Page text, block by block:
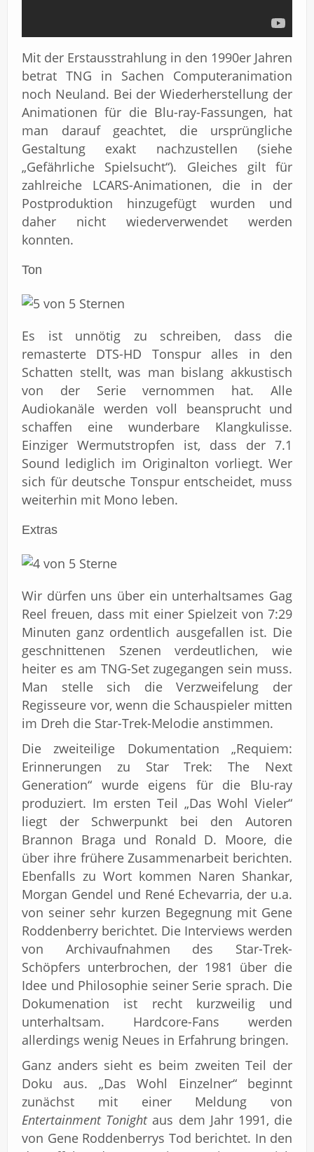
Mit der Erstausstrahlung in den 1990er Jahren
betrat TNG in Sachen Computeranimation
noch Neuland. Bei der Wiederherstellung der
Animationen für die Blu-ray-Fassungen, hat
man darauf geachtet, die ursprüngliche
Gestaltung exakt nachzustellen (siehe
„Gefährliche Spielsucht“). Gleiches gilt für
zahlreiche LCARS-Animationen, die in der
Postproduktion hinzugefügt wurden und
daher nicht wiederverwendet werden
konnten.
Ton
Es ist unnötig zu schreiben, dass die
remasterte DTS-HD Tonspur alles in den
Schatten stellt, was man bislang akkustisch
von der Serie vernommen hat. Alle
Audiokanäle werden voll beansprucht und
schaffen eine wunderbare Klangkulisse.
Einziger Wermutstropfen ist, dass der 7.1
Sound lediglich im Originalton vorliegt. Wer
sich für deutsche Tonspur entscheidet, muss
weiterhin mit Mono leben.
Extras
Wir dürfen uns über ein unterhaltsames Gag
Reel freuen, dass mit einer Spielzeit von 7:29
Minuten ganz ordentlich ausgefallen ist. Die
geschnittenen Szenen verdeutlichen, wie
heiter es am TNG-Set zugegangen sein muss.
Man stelle sich die Verzweifelung der
Regisseure vor, wenn die Schauspieler mitten
im Dreh die Star-Trek-Melodie anstimmen.
Die zweiteilige Dokumentation „Requiem:
Erinnerungen zu Star Trek: The Next
Generation“ wurde eigens für die Blu-ray
produziert. Im ersten Teil „Das Wohl Vieler“
liegt der Schwerpunkt bei den Autoren
Brannon Braga und Ronald D. Moore, die
über ihre frühere Zusammenarbeit berichten.
Ebenfalls zu Wort kommen Naren Shankar,
Morgan Gendel und René Echevarria, der u.a.
von seiner sehr kurzen Begegnung mit Gene
Roddenberry berichtet. Die Interviews werden
von Archivaufnahmen des Star-Trek-
Schöpfers unterbrochen, der 1981 über die
Idee und Philosophie seiner Serie sprach. Die
Dokumenation ist recht kurzweilig und
unterhaltsam. Hardcore-Fans werden
allerdings wenig Neues in Erfahrung bringen.
Ganz anders sieht es beim zweiten Teil der
Doku aus. „Das Wohl Einzelner“ beginnt
zunächst mit einer Meldung von
Entertainment Tonightaus dem Jahr 1991, die
von Gene Roddenberrys Tod berichtet. In den